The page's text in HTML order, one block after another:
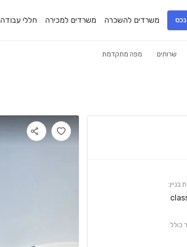
משרדים להשכרה משרדים למכירה חללי עבודה
שרותים מפה מתקדמת
בניין:
כולל: